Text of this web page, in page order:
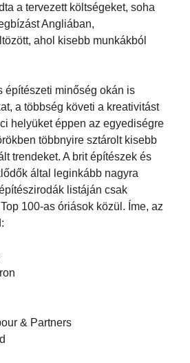
a tervezett költségeket, soha
Angliában,
ahol kisebb munkákból
építészeti minőség okán is
a többség követi a kreativitást
helyüket éppen az egyediségre
többnyire sztárolt kisebb
trendeket. A brit építészek és
által leginkább nagyra
listáján csak
100-as óriások közül. Íme, az
& Partners